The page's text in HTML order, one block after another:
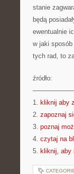
stanie
będą
ewentualnie
w jaki
tych rad, to
źródło:
1. kliknij aby
2. zapoznaj
3. poznaj
4. czytaj na
5. kliknij, aby